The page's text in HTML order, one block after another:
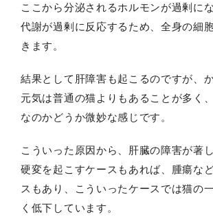
ここから分泌されるホルモンが過剰に
代謝が過剰に反応するため、全身の細
きます。
結果として肝障害も起こるのですが、
元気は普通の猫よりもあることが多く
なのかどうか微妙な感じです。
こういった原因から、肝臓の障害が著
硬変を起こすケースもあれば、腫瘍な
スもあり、こういったケースでは猫の
く低下しています。